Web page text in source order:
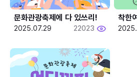
문화관광축제에 다 있쓰리!
2025.07.29 22023
착한